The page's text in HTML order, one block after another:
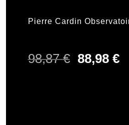
Pierre Cardin
98,87€
Preis
88,98 €